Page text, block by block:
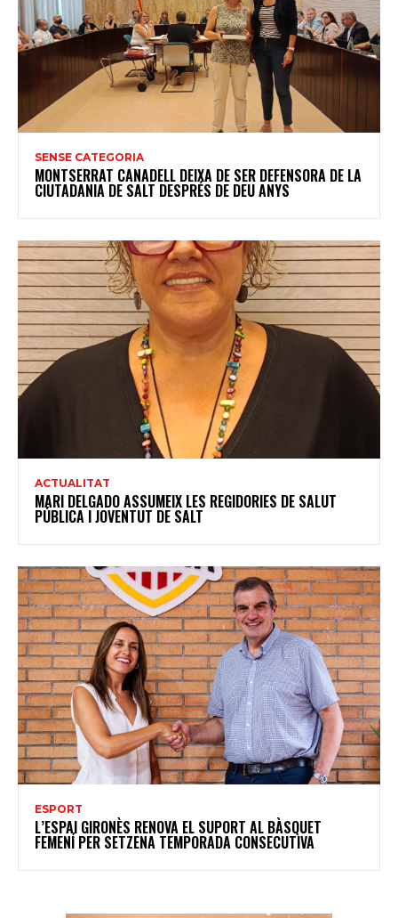
SENSE CATEGORIA
MONTSERRAT CANADELL DEIXA DE SER DEFENSORA DE LA
CIUTADANIA DE SALT DESPRÉS DE DEU ANYS
ACTUALITAT
MARI DELGADO ASSUMEIX LES REGIDORIES DE SALUT
PÚBLICA I JOVENTUT DE SALT
ESPORT
L’ESPAI GIRONÈS RENOVA EL SUPORT AL BÀSQUET
FEMENÍ PER SETZENA TEMPORADA CONSECUTIVA